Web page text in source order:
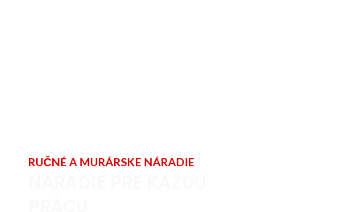
RUČNÉ A MURÁRSKE NÁRADIE